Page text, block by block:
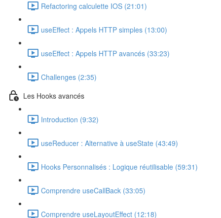
Refactoring calculette IOS (21:01)
useEffect : Appels HTTP simples (13:00)
useEffect : Appels HTTP avancés (33:23)
Challenges (2:35)
Les Hooks avancés
Introduction (9:32)
useReducer : Alternative à useState (43:49)
Hooks Personnalisés : Logique réutilisable (59:31)
Comprendre useCallBack (33:05)
Comprendre useLayoutEffect (12:18)